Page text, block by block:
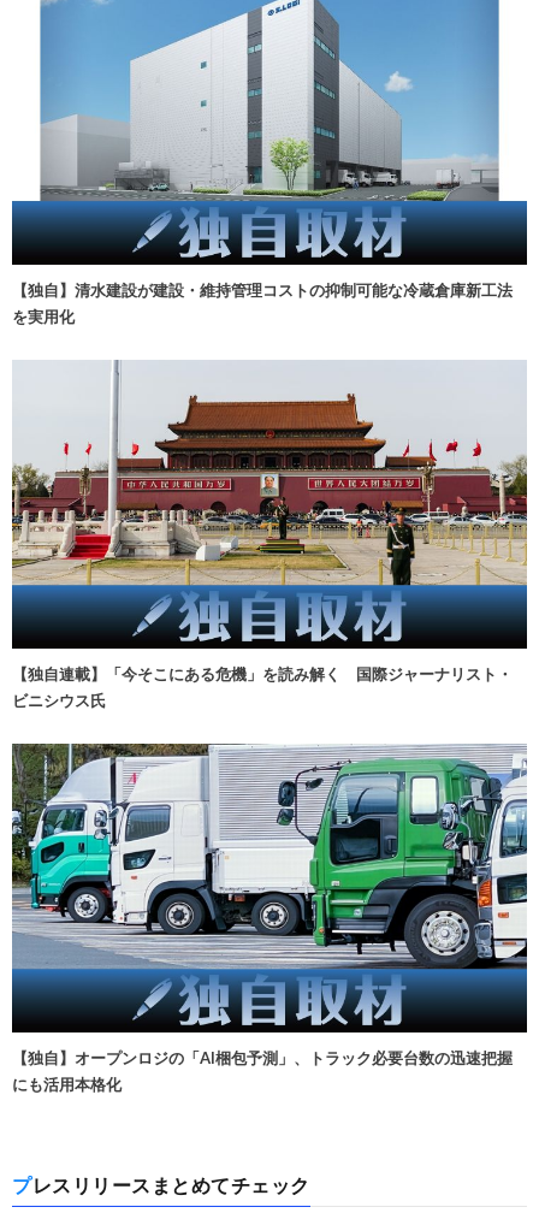
【独自】清水建設が建設・維持管理コストの抑制可能な冷蔵倉庫新工法
を実用化
【独自連載】「今そこにある危機」を読み解く 国際ジャーナリスト・
ビニシウス氏
【独自】オープンロジの「AI梱包予測」、トラック必要台数の迅速把握
にも活用本格化
プレスリリースまとめてチェック